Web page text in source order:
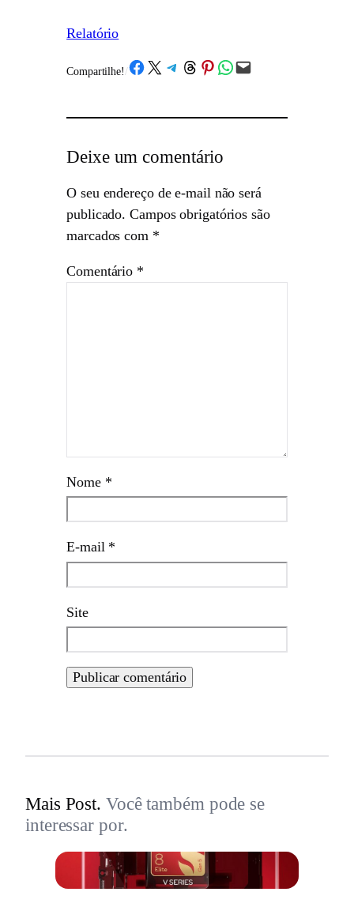
Relatório
Compartilhe! /Share on Facebook
Share on X Share on Telegram
Share on Threads
Share on Pinterest
Share on WhatsApp
Email this Page
Deixe um comentário
O seu endereço de e-mail não será
publicado. Campos obrigatórios são
marcados com *
Comentário *
Nome *
E-mail *
Site
Mais Post. Você também pode se
interessar por.